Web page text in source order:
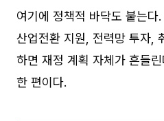
여기에 정책적 바닥도 붙는
산업전환 지원, 전력망 투자,
하면 재정 계획 자체가 흔들
한 편이다.